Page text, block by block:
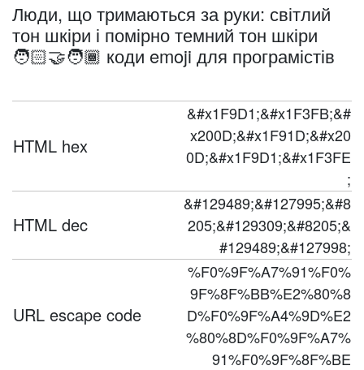
Люди, що тримаються за руки: світлий
тон шкіри і помірно темний тон шкіри
🧑🏻‍🤝‍🧑🏾 коди emoji для програмістів
HTML hex
&#x1F9D1;&#x1F3FB;&#
x200D;&#x1F91D;&#x20
0D;&#x1F9D1;&#x1F3FE
;
HTML dec
&#129489;&#127995;&#8
205;&#129309;&#8205;&
#129489;&#127998;
URL escape code
%F0%9F%A7%91%F0%
9F%8F%BB%E2%80%8
D%F0%9F%A4%9D%E2
%80%8D%F0%9F%A7%
91%F0%9F%8F%BE